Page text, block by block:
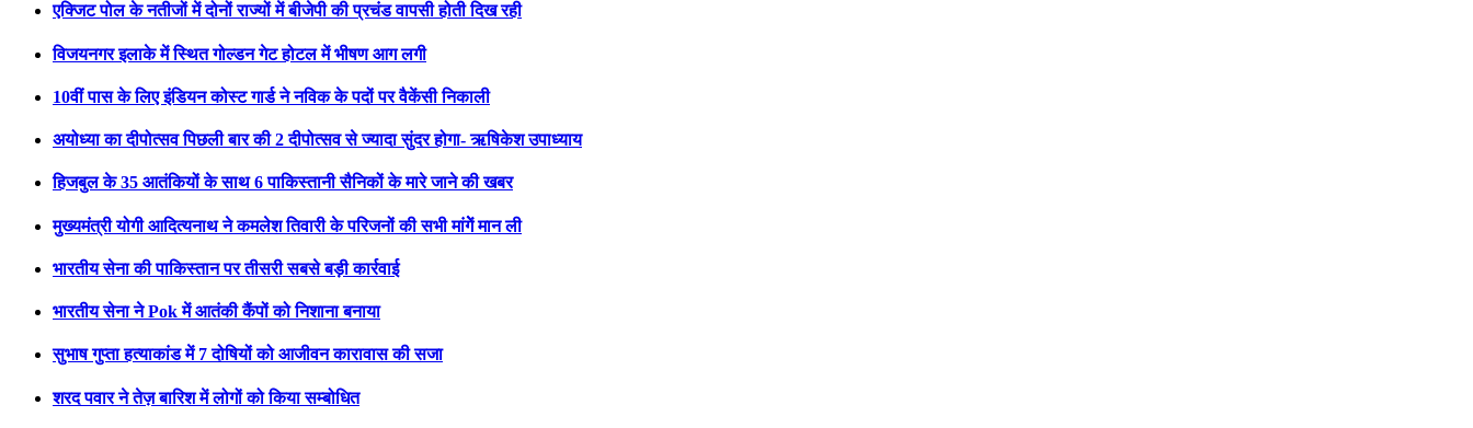
एक्जिट पोल के नतीजों में दोनों राज्यों में बीजेपी की प्रचंड वापसी होती दिख रही
विजयनगर इलाके में स्थित गोल्डन गेट होटल में भीषण आग लगी
10वीं पास के लिए इंडियन कोस्ट गार्ड ने नविक के पदों पर वैकेंसी निकाली
अयोध्या का दीपोत्सव पिछली बार की 2 दीपोत्सव से ज्यादा सुंदर होगा- ऋषिकेश उपाध्याय
हिजबुल के 35 आतंकियों के साथ 6 पाकिस्तानी सैनिकों के मारे जाने की खबर
मुख्यमंत्री योगी आदित्यनाथ ने कमलेश तिवारी के परिजनों की सभी मांगेें मान ली
भारतीय सेना की पाकिस्तान पर तीसरी सबसे बड़ी कार्रवाई
भारतीय सेना ने Pok में आतंकी कैंपों को निशाना बनाया
सुभाष गुप्ता हत्याकांड में 7 दोषियों को आजीवन कारावास की सजा
शरद पवार ने तेज़ बारिश में लोगों को किया सम्बोधित